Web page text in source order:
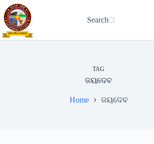
Skip
to
content
Search
TAG
ଜୟଦେବ
Home ଜୟଦେବ